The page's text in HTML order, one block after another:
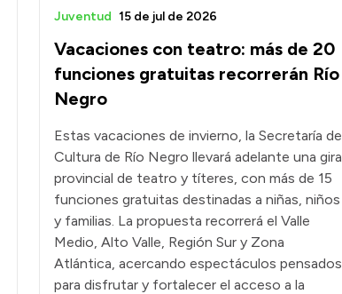
Vacaciones con teatro: más de 20
funciones gratuitas recorrerán Río
Negro
Juventud 15 de jul de 2026
Estas vacaciones de invierno, la Secretaría de
Cultura de Río Negro llevará adelante una gira
provincial de teatro y títeres, con más de 15
funciones gratuitas destinadas a niñas, niños
y familias. La propuesta recorrerá el Valle
Medio, Alto Valle, Región Sur y Zona
Atlántica, acercando espectáculos pensados
para disfrutar y fortalecer el acceso a la